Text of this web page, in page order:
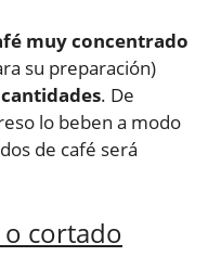
muy concentrado
su preparación)
. De
lo beben a modo
de café será
o cortado